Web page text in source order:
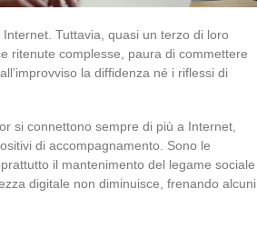
Tuttavia, quasi un terzo di loro
ritenute complesse, paura di commettere
la diffidenza né i riflessi di
si connettono sempre di più a Internet,
di accompagnamento. Sono le
il mantenimento del legame sociale
digitale non diminuisce, frenando alcuni